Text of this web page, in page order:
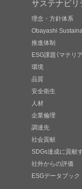
理念・方針体系
Obayashi
推進体制
ESG課題（マテリ
環境
品質
安全衛生
人材
企業倫理
調達先
社会貢献
SDGs達成に貢献
社外からの評価
ESGデータブック